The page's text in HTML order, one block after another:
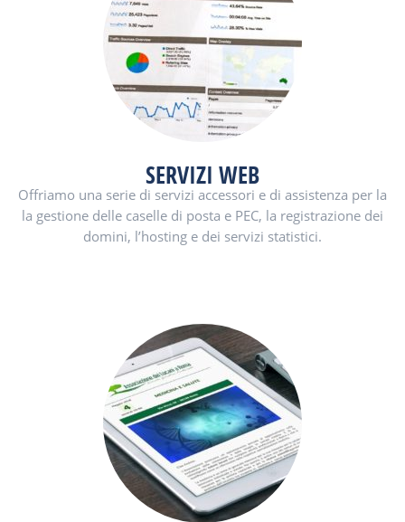
SERVIZI WEB
Offriamo una serie di servizi accessori e di assistenza per la
la gestione delle caselle di posta e PEC, la registrazione dei
domini, l’hosting e dei servizi statistici.